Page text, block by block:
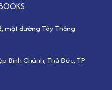
mặt đường Tây Thăng
Bình Chánh, Thủ Đức, TP